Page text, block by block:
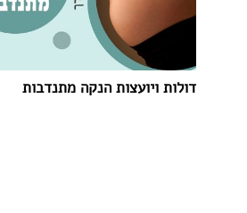
דולות ויועצות הנקה מתנדבות